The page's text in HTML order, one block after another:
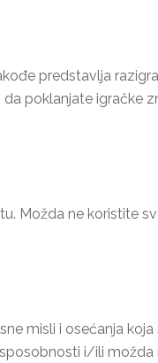
predstavlja
da poklanjate igračke
Možda ne koristite
misli i osećanja koja
i/ili možda